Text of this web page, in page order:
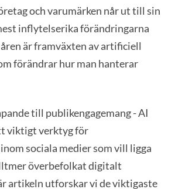
och varumärken når ut till sin
inflytelserika förändringarna
är framväxten av artificiell
förändrar hur man hanterar
till publikengagemang - AI
viktigt verktyg för
sociala medier som vill ligga
överbefolkat digitalt
artikeln utforskar vi de viktigaste